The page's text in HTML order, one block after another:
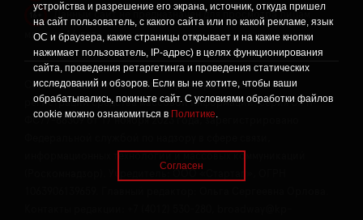
устройства и разрешение его экрана, источник, откуда пришел
на сайт пользователь, с какого сайта или по какой рекламе, язык
ОС и браузера, какие страницы открывает и на какие кнопки
нажимает пользователь, IP-адрес) в целях функционирования
сайта, проведения ретаргетинга и проведения статических
исследований и обзоров. Если вы не хотите, чтобы ваши
обрабатывались, покиньте сайт. С условиями обработки файлов
cookie можно ознакомиться в Политике.
Согласен
Данный сайт не предназначен для просмотра лицам
младше 16 лет.
Сетевое издание «Твой Бро», реестровая запись о
регистрации средства массовой информации: серия Эл №